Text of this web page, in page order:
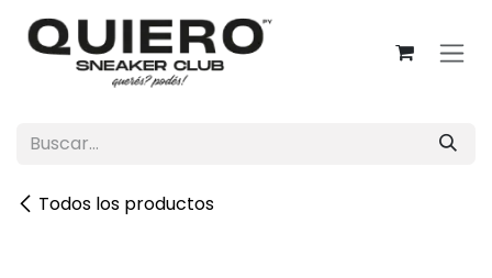
Ir al contenido
Todos los productos